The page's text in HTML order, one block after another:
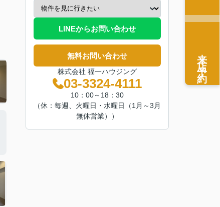
LINEからお問い合わせ
無料お問い合わせ
株式会社 福一ハウジング
03-3324-4111
10：00～18：30
（休：毎週、火曜日・水曜日（1月～3月
無休営業））
来店予約